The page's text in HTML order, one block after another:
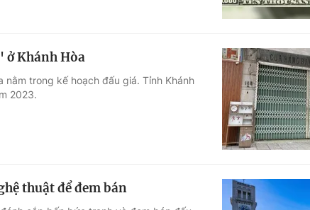
Khánh Hòa
nằm trong kế hoạch đấu giá. Tỉnh Khánh
2023.
thuật để đem bán